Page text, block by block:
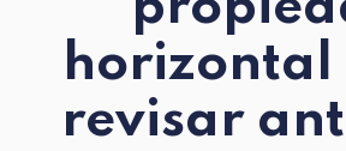
horizontal
revisar